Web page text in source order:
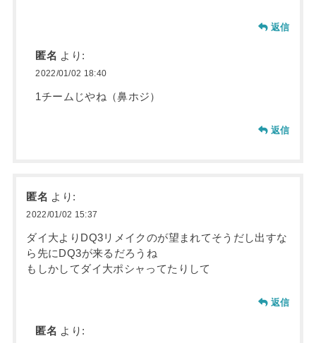
返信
匿名 より:
2022/01/02 18:40
1チームじやね（鼻ホジ）
返信
匿名 より:
2022/01/02 15:37
ダイ大よりDQ3リメイクのが望まれてそうだし出すな
ら先にDQ3が来るだろうね
もしかしてダイ大ポシャってたりして
返信
匿名 より: